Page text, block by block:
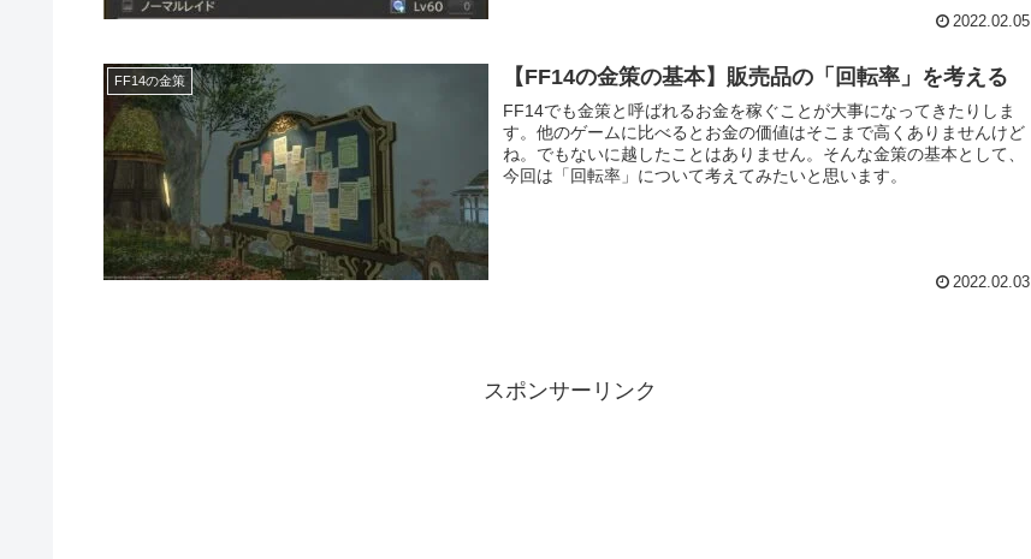
2022.02.05
FF14の金策 【FF14の金策の基本】販売品の「回転率」を考える
FF14でも金策と呼ばれるお金を稼ぐことが大事になってきたりしま
す。他のゲームに比べるとお金の価値はそこまで高くありませんけど
ね。でもないに越したことはありません。そんな金策の基本として、
今回は「回転率」について考えてみたいと思います。
2022.02.03
スポンサーリンク